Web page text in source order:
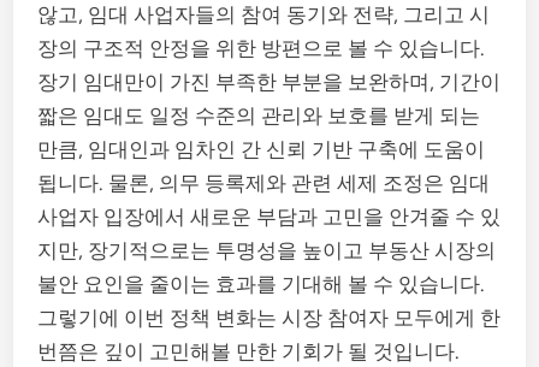
않고, 임대 사업자들의 참여 동기와 전략, 그리고 시
장의 구조적 안정을 위한 방편으로 볼 수 있습니다.
장기 임대만이 가진 부족한 부분을 보완하며, 기간이
짧은 임대도 일정 수준의 관리와 보호를 받게 되는
만큼, 임대인과 임차인 간 신뢰 기반 구축에 도움이
됩니다. 물론, 의무 등록제와 관련 세제 조정은 임대
사업자 입장에서 새로운 부담과 고민을 안겨줄 수 있
지만, 장기적으로는 투명성을 높이고 부동산 시장의
불안 요인을 줄이는 효과를 기대해 볼 수 있습니다.
그렇기에 이번 정책 변화는 시장 참여자 모두에게 한
번쯤은 깊이 고민해볼 만한 기회가 될 것입니다.